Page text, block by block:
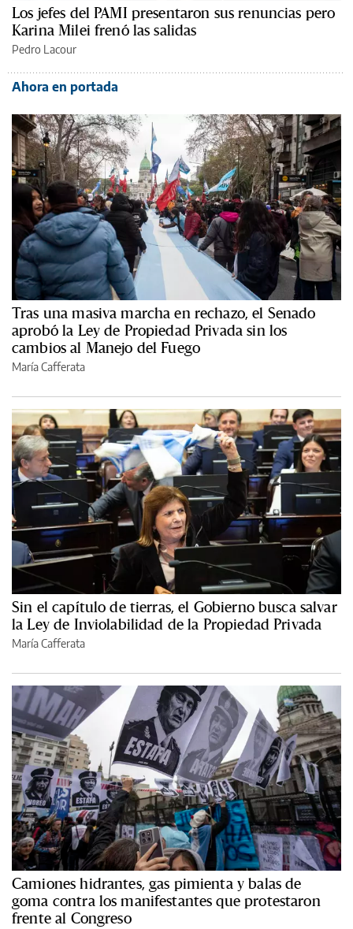
Los jefes del PAMI presentaron sus renuncias pero
Karina Milei frenó las salidas
Pedro Lacour
Ahora en portada
Tras una masiva marcha en rechazo, el Senado
aprobó la Ley de Propiedad Privada sin los
cambios al Manejo del Fuego
María Cafferata
Sin el capítulo de tierras, el Gobierno busca salvar
la Ley de Inviolabilidad de la Propiedad Privada
María Cafferata
Camiones hidrantes, gas pimienta y balas de
goma contra los manifestantes que protestaron
frente al Congreso